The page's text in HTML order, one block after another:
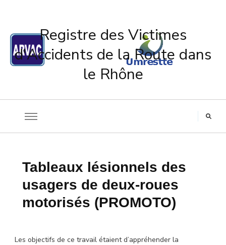
Registre des Victimes
d'Accidents de la Route dans
le Rhône
Tableaux lésionnels des
usagers de deux-roues
motorisés (PROMOTO)
Les objectifs de ce travail étaient d’appréhender la